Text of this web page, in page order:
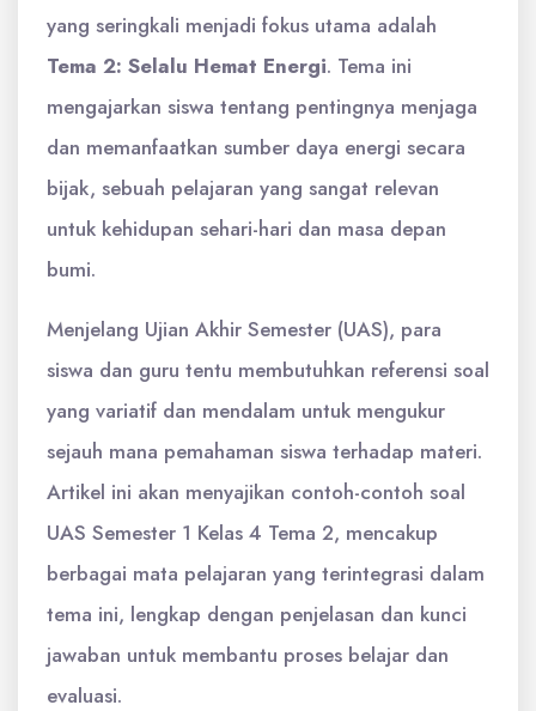
yang seringkali menjadi fokus utama adalah
Tema 2: Selalu Hemat Energi. Tema ini
mengajarkan siswa tentang pentingnya menjaga
dan memanfaatkan sumber daya energi secara
bijak, sebuah pelajaran yang sangat relevan
untuk kehidupan sehari-hari dan masa depan
bumi.
Menjelang Ujian Akhir Semester (UAS), para
siswa dan guru tentu membutuhkan referensi soal
yang variatif dan mendalam untuk mengukur
sejauh mana pemahaman siswa terhadap materi.
Artikel ini akan menyajikan contoh-contoh soal
UAS Semester 1 Kelas 4 Tema 2, mencakup
berbagai mata pelajaran yang terintegrasi dalam
tema ini, lengkap dengan penjelasan dan kunci
jawaban untuk membantu proses belajar dan
evaluasi.